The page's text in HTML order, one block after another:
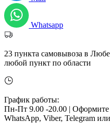
Whatsapp
23 пункта самовывоза в
любой пункт по области
График работы:
Пн-Пт 9.00 -20.00 | Оформите
WhatsApp, Viber, Telegram